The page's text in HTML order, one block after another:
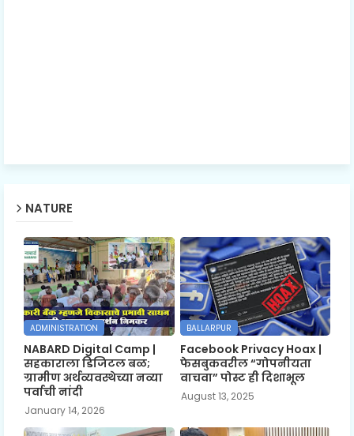
NATURE
ADMINISTRATION
NABARD Digital Camp |
सहकाराला डिजिटल बळ;
ग्रामीण अर्थव्यवस्थेच्या नव्या
पर्वाची नांदी
January 14, 2026
BALLARPUR
Facebook Privacy Hoax |
फेसबुकवरील “गोपनीयता
वाचवा” पोस्ट ही दिशाभूल
August 13, 2025